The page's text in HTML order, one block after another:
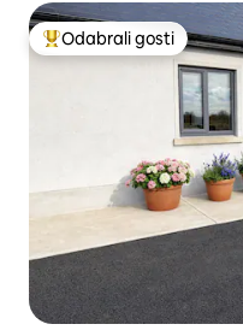
Među najviše
Odabrali gosti